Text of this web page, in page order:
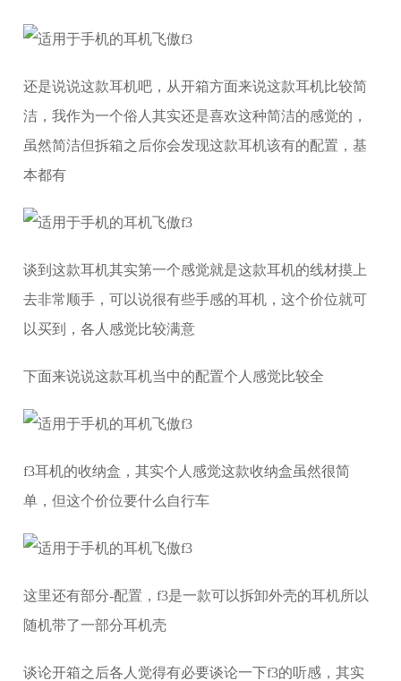
还是说说这款耳机吧，从开箱方面来说这款耳机比较简
洁，我作为一个俗人其实还是喜欢这种简洁的感觉的，
虽然简洁但拆箱之后你会发现这款耳机该有的配置，基
本都有
谈到这款耳机其实第一个感觉就是这款耳机的线材摸上
去非常顺手，可以说很有些手感的耳机，这个价位就可
以买到，各人感觉比较满意
下面来说说这款耳机当中的配置个人感觉比较全
f3耳机的收纳盒，其实个人感觉这款收纳盒虽然很简
单，但这个价位要什么自行车
这里还有部分-配置，f3是一款可以拆卸外壳的耳机所以
随机带了一部分耳机壳
谈论开箱之后各人觉得有必要谈论一下f3的听感，其实